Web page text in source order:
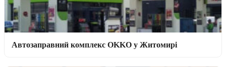
Автозаправний комплекс OKKO у Житомирі